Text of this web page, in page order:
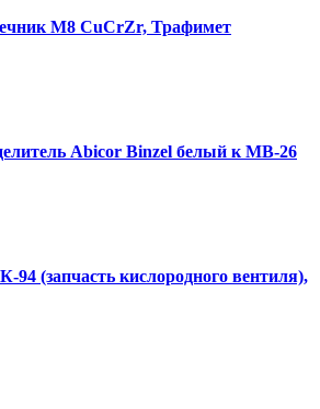
М8 CuCrZr, Трафимет
Abicor Binzel белый к MB-26
94 (запчасть кислородного вентиля),